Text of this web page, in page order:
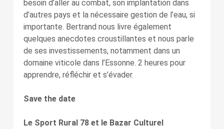
besoin d’aller au combat, son implantation dans
d’autres pays et la nécessaire gestion de l’eau, si
importante. Bertrand nous livre également
quelques anecdotes croustillantes et nous parle
de ses investissements, notamment dans un
domaine viticole dans l’Essonne. 2 heures pour
apprendre, réfléchir et s’évader.
Save the date
Le Sport Rural 78 et le Bazar Culturel